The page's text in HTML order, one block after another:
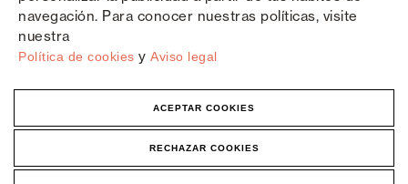
navegación. Para conocer nuestras políticas, visite
nuestra
Política de cookies y Aviso legal
ACEPTAR COOKIES
RECHAZAR COOKIES